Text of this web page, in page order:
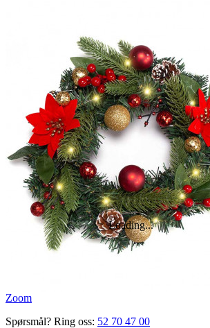
Zoom
Spørsmål? Ring oss: 52 70 47 00